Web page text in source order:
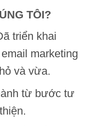
TÔI?
triển khai
marketing
và vừa.
từ bước tư